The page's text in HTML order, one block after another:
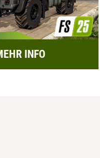
INFO